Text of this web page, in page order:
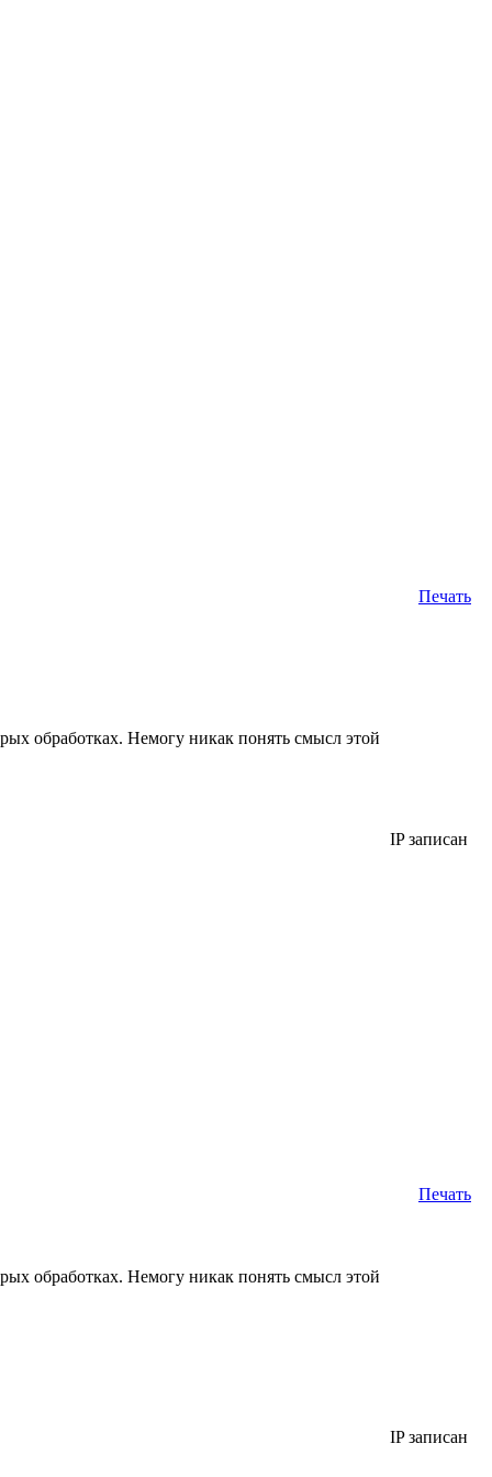
Печать
обработках. Немогу никак понять смысл этой
IP записан
Печать
обработках. Немогу никак понять смысл этой
IP записан